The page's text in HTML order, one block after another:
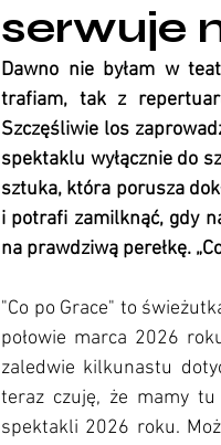
serwuje
Dawno nie byłam w
trafiam, tak z
Szczęśliwie los
spektaklu wyłącznie do
sztuka, która porusza
i potrafi zamilknąć, gdy
na prawdziwą perełkę.
"Co po Grace" to
połowie marca 2026
zaledwie kilkunastu
teraz czuję, że mamy tu
spektakli 2026 roku.